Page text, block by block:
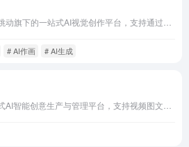
# AI作画 # AI生成